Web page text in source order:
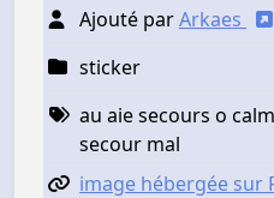
Ajouté parArkaes
sticker
au aie secours o
secour mal
image hébergée sur